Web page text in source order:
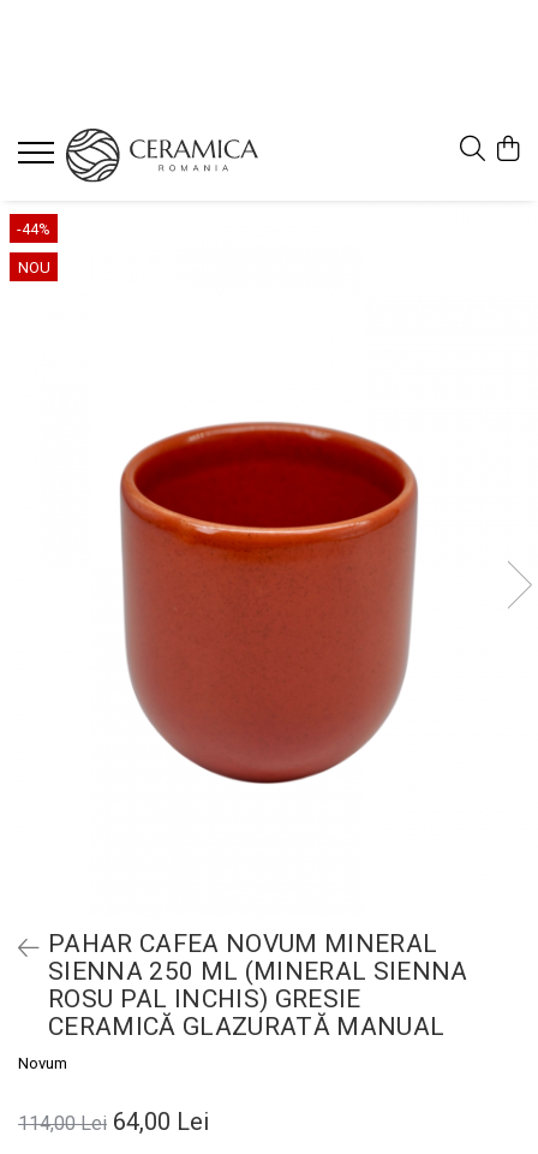
-44%
NOU
PAHAR CAFEA NOVUM MINERAL
SIENNA 250 ML (MINERAL SIENNA
ROSU PAL INCHIS) GRESIE
CERAMICĂ GLAZURATĂ MANUAL
Novum
114,00 Lei 64,00 Lei